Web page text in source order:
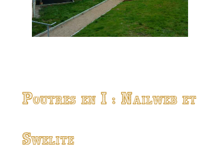
Poutres en I : Nailweb et
Swelite